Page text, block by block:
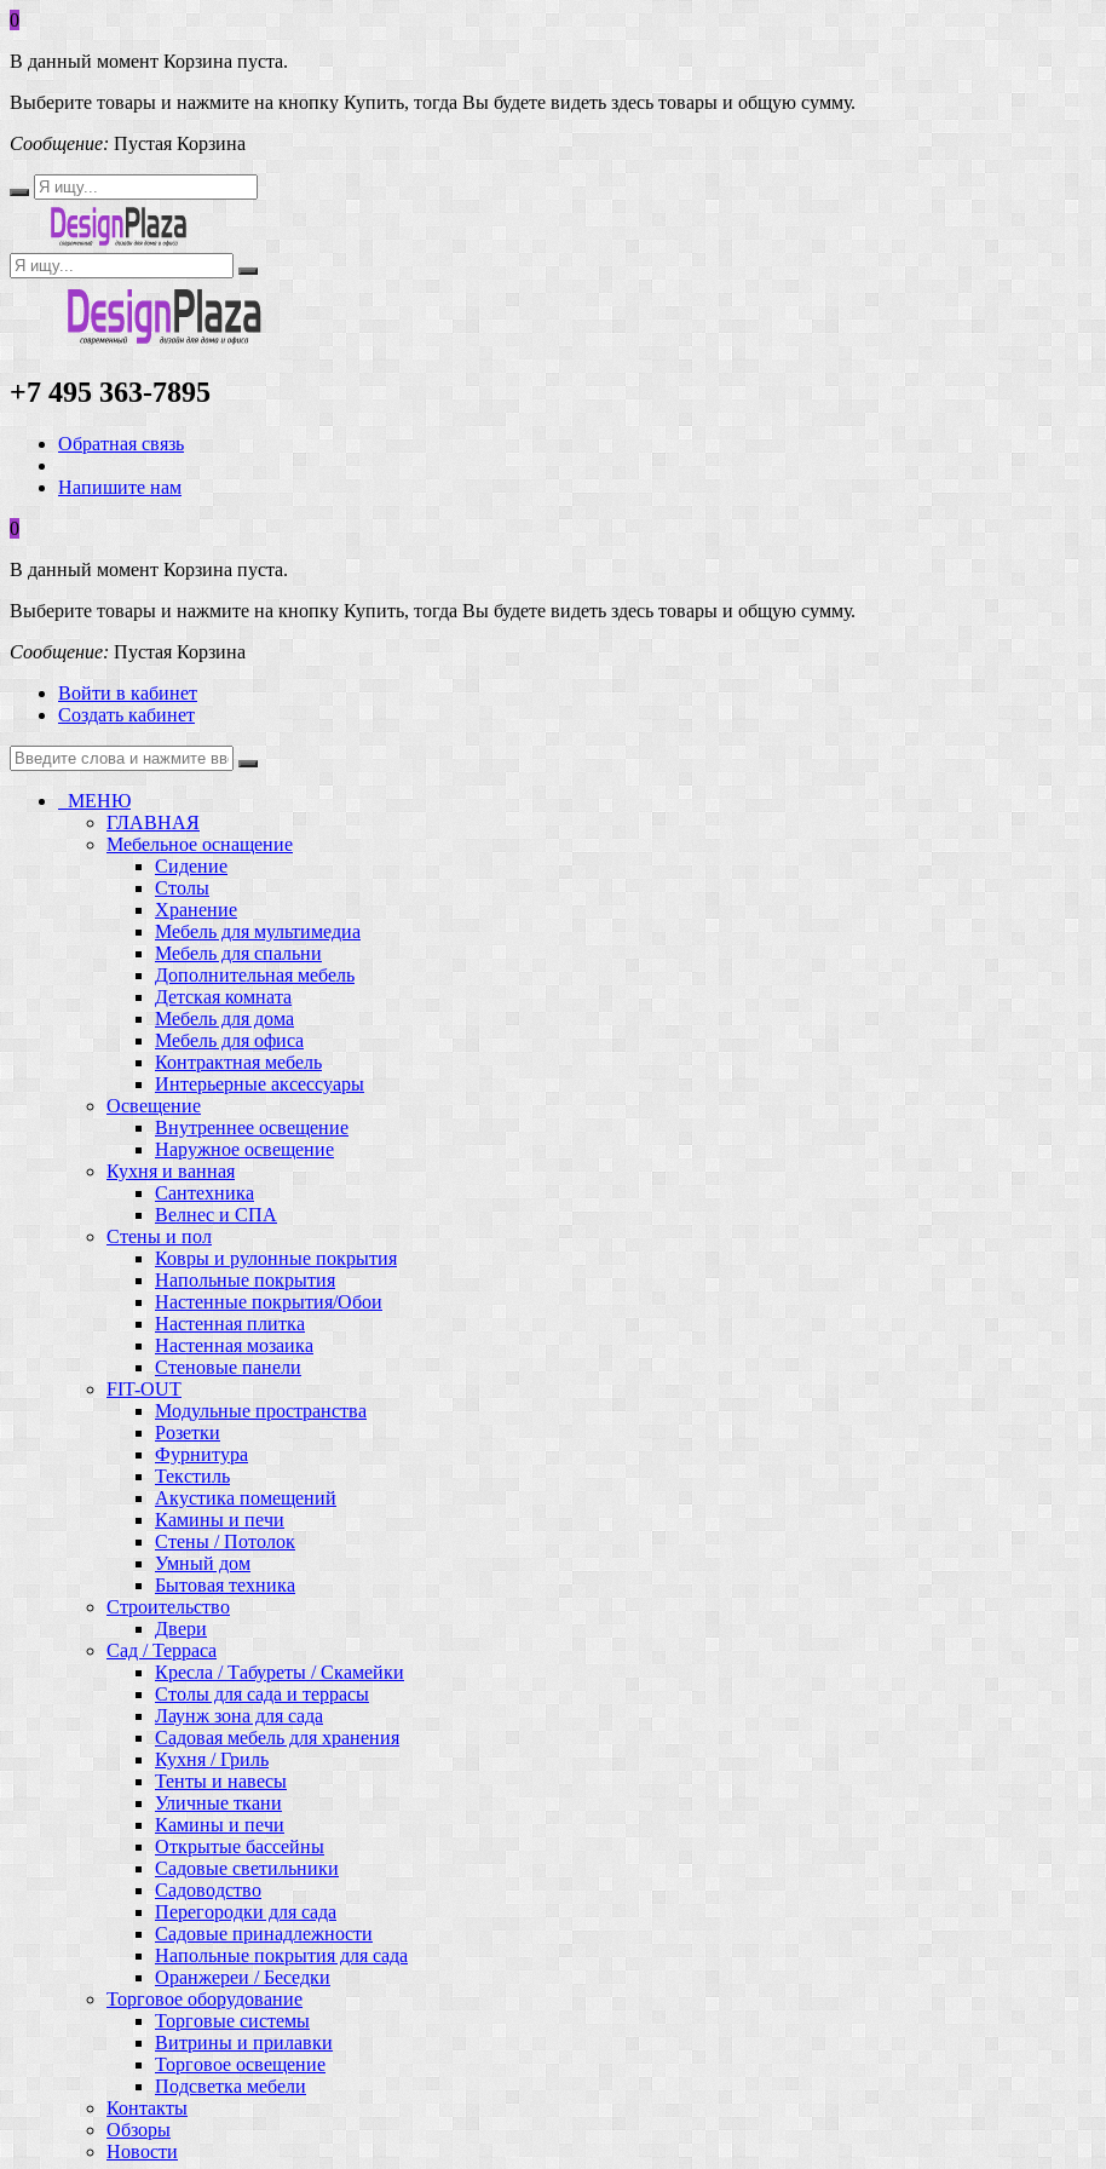
0
В данный момент Корзина пуста.
Выберите товары и нажмите на кнопку Купить, тогда Вы будете видеть здесь товары и общую сумму.
Сообщение: Пустая Корзина
+7 495 363-7895
Обратная связь
Напишите нам
0
В данный момент Корзина пуста.
Выберите товары и нажмите на кнопку Купить, тогда Вы будете видеть здесь товары и общую сумму.
Сообщение: Пустая Корзина
Войти в кабинет
Создать кабинет
МЕНЮ
ГЛАВНАЯ
Мебельное оснащение
Сидение
Столы
Хранение
Мебель для мультимедиа
Мебель для спальни
Дополнительная мебель
Детская комната
Мебель для дома
Мебель для офиса
Контрактная мебель
Интерьерные аксессуары
Освещение
Внутреннее освещение
Наружное освещение
Кухня и ванная
Сантехника
Велнес и СПА
Стены и пол
Ковры и рулонные покрытия
Напольные покрытия
Настенные покрытия/Обои
Настенная плитка
Настенная мозаика
Стеновые панели
FIT-OUT
Модульные пространства
Розетки
Фурнитура
Текстиль
Акустика помещений
Камины и печи
Стены / Потолок
Умный дом
Бытовая техника
Строительство
Двери
Сад / Терраса
Кресла / Табуреты / Скамейки
Столы для сада и террасы
Лаунж зона для сада
Садовая мебель для хранения
Кухня / Гриль
Тенты и навесы
Уличные ткани
Камины и печи
Открытые бассейны
Садовые светильники
Садоводство
Перегородки для сада
Садовые принадлежности
Напольные покрытия для сада
Оранжереи / Беседки
Торговое оборудование
Торговые системы
Витрины и прилавки
Торговое освещение
Подсветка мебели
Контакты
Обзоры
Новости